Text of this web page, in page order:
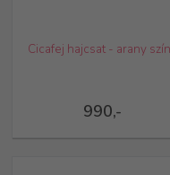
990,-
Cicafej hajcsat - arany